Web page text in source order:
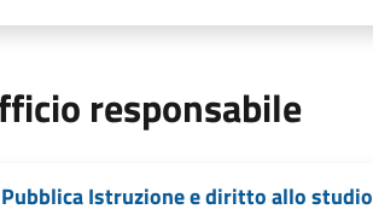
responsabile
Pubblica Istruzione e diritto allo studio